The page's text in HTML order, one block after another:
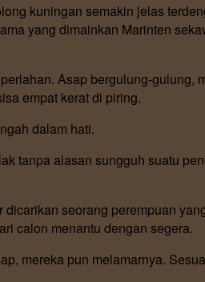
kuningan semakin jelas
yang dimainkan Marinten
Asap bergulung-gulung,
empat kerat di piring.
dalam hati.
tanpa alasan sungguh suatu
seorang perempuan
calon menantu dengan segera.
mereka pun melamarnya.